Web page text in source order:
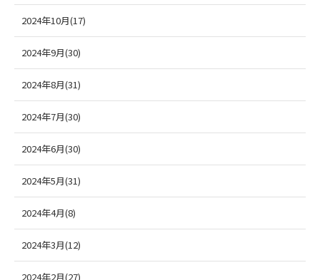
2024年10月(17)
2024年9月(30)
2024年8月(31)
2024年7月(30)
2024年6月(30)
2024年5月(31)
2024年4月(8)
2024年3月(12)
2024年2月(27)